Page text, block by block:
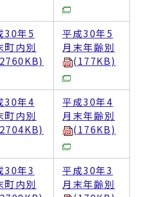
30年5
町内別
平成30年5
月末年齢別
(177KB)
30年4
町内別
平成30年4
月末年齢別
(176KB)
30年3
町内別
平成30年3
月末年齢別